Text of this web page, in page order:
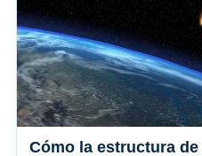
Cómo la estructura